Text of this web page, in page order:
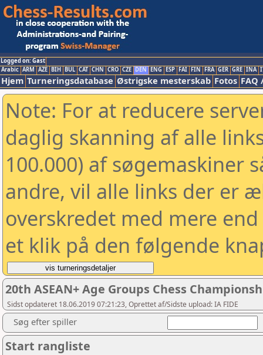
Logged on: Gast
Arabic ARM AZE BIH BUL CAT CHN CRO CZE DEN ENG ESP FAI FIN FRA GER GRE INA
Hjem Turneringsdatabase Østrigske mesterskab Fotos FAQ
Note: For at reducere
daglig skanning af alle
100.000) af søgemaskiner
andre, vil alle links der er
overskredet med mere
et klik på den følgende
20th ASEAN+ Age Groups Chess
Sidst opdateret 18.06.2019 07:21:23, Oprettet af/Sidste upload: IA FIDE
Søg efter spiller
Start rangliste